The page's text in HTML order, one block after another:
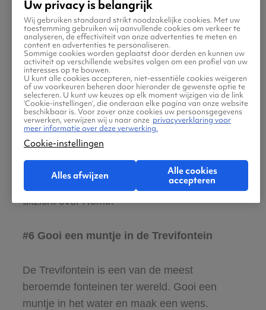
Deze wereldberoemde musea herbergen een
ongeëvenaarde collectie kunstwerken,
inclusief de adembenemende fresco’s van
Michelangelo in de Sixtijnse Kapel.
#5 Bewonder de Sint-Pietersbasiliek
De Sint-Pietersbasiliek, gelegen in
Vaticaanstad, is een van de grootste en meest
indrukwekkende kerken ter wereld. Vergeet
niet de klim naar de koepel voor een prachtig
uitzicht over Rome.
#6 Gooi een muntje in de Trevifontein
De Trevifontein is een van de meest
beroemde fonteinen ter wereld. Gooi een
muntje in het water en maak een wens.
Uw privacy is belangrijk
Wij gebruiken standaard strikt noodzakelijke cookies. Met uw
toestemming gebruiken wij aanvullende cookies om verkeer te
analyseren, de effectiviteit van onze advertenties te meten en
content en advertenties te personaliseren.
Sommige cookies worden geplaatst door derden en kunnen uw
activiteit op verschillende websites volgen om een profiel van uw
interesses op te bouwen.
U kunt alle cookies accepteren, niet-essentiële cookies weigeren
of uw voorkeuren beheren door hieronder de gewenste optie te
selecteren. U kunt uw keuzes op elk moment wijzigen via de link
‘Cookie-instellingen’, die onderaan elke pagina van onze website
beschikbaar is. Voor zover onze cookies uw persoonsgegevens
verwerken, verwijzen wij u naar onze privacyverklaring voor
meer informatie over deze verwerking.
Cookie-instellingen
Alles afwijzen
Alle cookies
accepteren